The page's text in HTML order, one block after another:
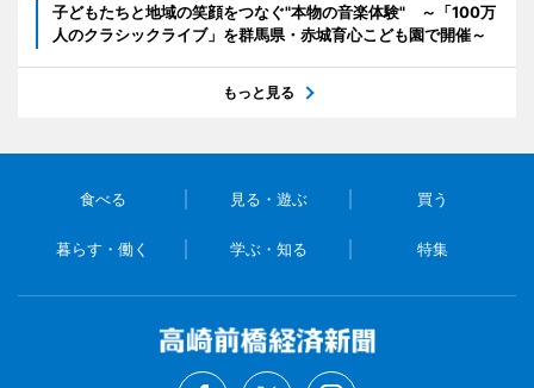
子どもたちと地域の笑顔をつなぐ"本物の音楽体験" ～「100万
人のクラシックライブ」を群馬県・赤城育心こども園で開催～
もっと見る
食べる 見る・遊ぶ 買う
暮らす・働く 学ぶ・知る 特集